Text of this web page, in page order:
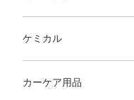
ケミカル
カーケア用品